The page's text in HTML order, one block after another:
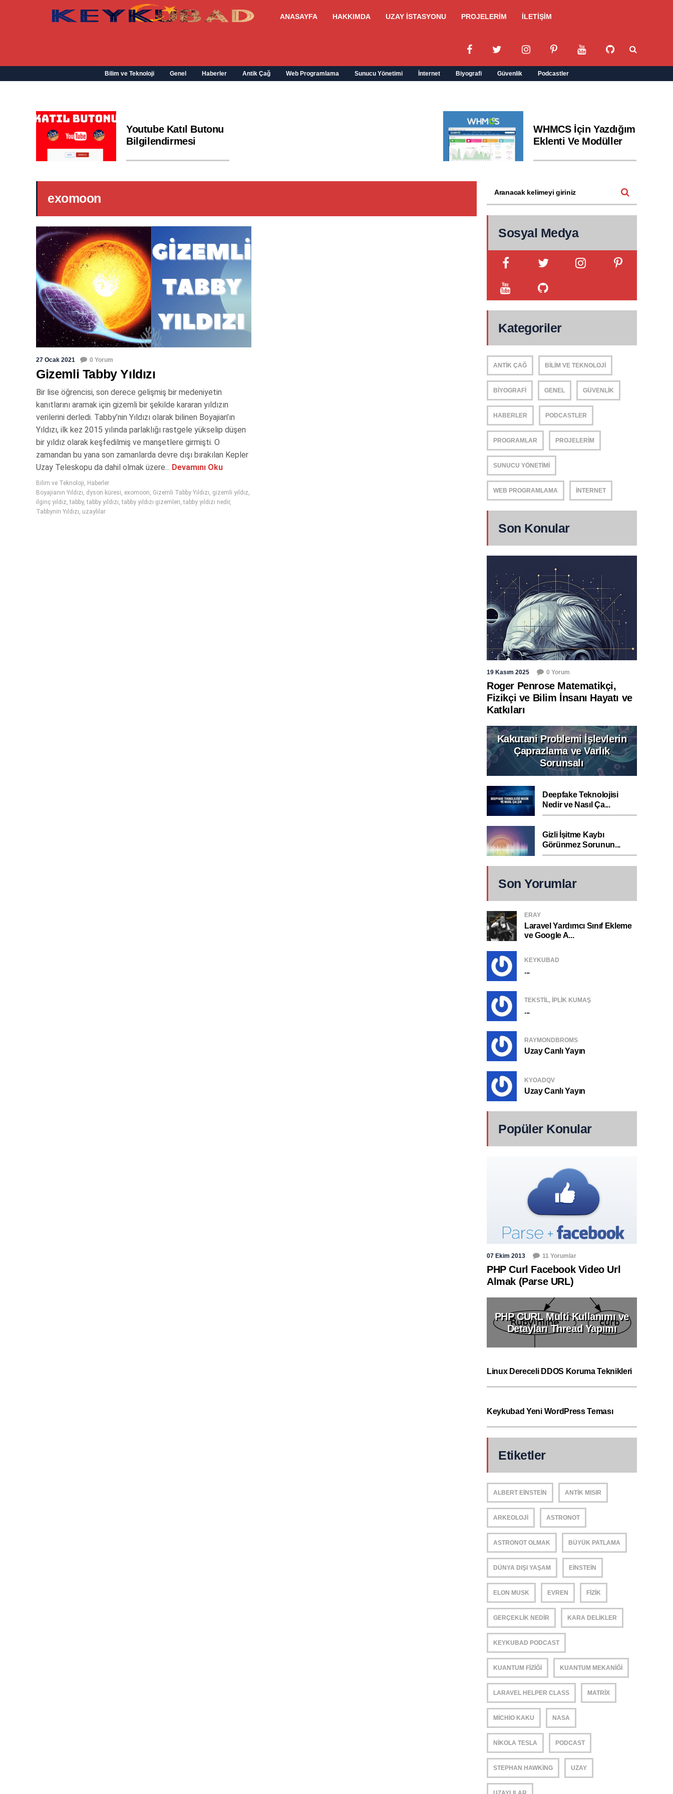
ANASAYFA HAKKIMDA UZAY İSTASYONU PROJELERİM İLETİŞİM
Bilim ve Teknoloji Genel Haberler Antik Çağ Web Programlama Sunucu Yönetimi İnternet Biyografi Güvenlik Podcastler
Youtube Katıl Butonu
Bilgilendirmesi
WHMCS İçin Yazdığım
Eklenti Ve Modüller
exomoon
27 Ocak 2021 0 Yorum
Gizemli Tabby Yıldızı
Bir lise öğrencisi, son derece gelişmiş bir medeniyetin
kanıtlarını aramak için gizemli bir şekilde kararan yıldızın
verilerini derledi. Tabby’nin Yıldızı olarak bilinen Boyajian’ın
Yıldızı, ilk kez 2015 yılında parlaklığı rastgele yükselip düşen
bir yıldız olarak keşfedilmiş ve manşetlere girmişti. O
zamandan bu yana son zamanlarda devre dışı bırakılan Kepler
Uzay Teleskopu da dahil olmak üzere... Devamını Oku
Bilim ve Teknoloji, Haberler
Boyajianın Yıldızı, dyson küresi, exomoon, Gizemli Tabby Yıldızı, gizemli yıldız,
ilginç yıldız,tabby,tabby yıldızı,tabby yıldızı gizemleri,tabby yıldızı nedir,
Tabbynin Yıldızı, uzaylılar
Sosyal Medya
Kategoriler
ANTIK ÇAĞ BILIM VE TEKNOLOJI
BIYOGRAFI GENEL GÜVENLIK
HABERLER PODCASTLER
PROGRAMLAR PROJELERIM
SUNUCU YÖNETIMI
WEB PROGRAMLAMA İNTERNET
Son Konular
19 Kasım 2025 0 Yorum
Roger Penrose Matematikçi,
Fizikçi ve Bilim İnsanı Hayatı ve
Katkıları
Kakutani Problemi İşlevlerin
Çaprazlama ve Varlık
Sorunsalı
Deepfake Teknolojisi
Nedir ve Nasıl Ça...
Gizli İşitme Kaybı
Görünmez Sorunun...
Son Yorumlar
ERAY
Laravel Yardımcı Sınıf Ekleme
ve Google A...
KEYKUBAD
...
TEKSTIL, IPLIK KUMAŞ
...
RAYMONDBROMS
Uzay Canlı Yayın
KYOADQV
Uzay Canlı Yayın
Popüler Konular
07 Ekim 2013 11 Yorumlar
PHP Curl Facebook Video Url
Almak (Parse URL)
PHP CURL Multi Kullanımı ve
Detayları Thread Yapımı
Linux Dereceli DDOS Koruma Teknikleri
Keykubad Yeni WordPress Teması
Etiketler
ALBERT EINSTEIN ANTIK MISIR
ARKEOLOJI ASTRONOT
ASTRONOT OLMAK BÜYÜK PATLAMA
DÜNYA DIŞI YAŞAM EINSTEIN
ELON MUSK EVREN FIZIK
GERÇEKLIK NEDIR KARA DELIKLER
KEYKUBAD PODCAST
KUANTUM FIZIĞI KUANTUM MEKANIĞI
LARAVEL HELPER CLASS MATRIX
MICHIO KAKU NASA
NIKOLA TESLA PODCAST
STEPHAN HAWKING UZAY